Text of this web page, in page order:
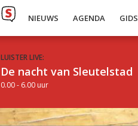
NIEUWS AGENDA GIDS
LUISTER LIVE:
De nacht van Sleutelstad
0.00 - 6.00 uur